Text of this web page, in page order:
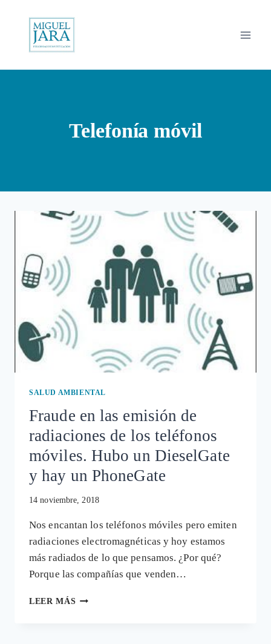
contenido
Telefonía móvil
SALUD AMBIENTAL
Fraude en las emisión de
radiaciones de los teléfonos
móviles. Hubo un DieselGate
y hay un PhoneGate
14 noviembre, 2018
Nos encantan los teléfonos móviles pero emiten
radiaciones electromagnéticas y hoy estamos
más radiados de lo que pensamos. ¿Por qué?
Porque las compañías que venden…
LEER MÁS FRAUDE